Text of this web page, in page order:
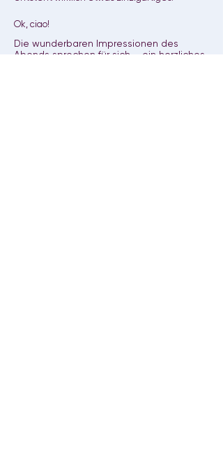
Ok, ciao!
Die wunderbaren Impressionen des
Abends sprechen für sich – ein herzliches